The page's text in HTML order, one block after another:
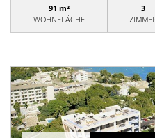
91 m²
WOHNFLÄCHE
3